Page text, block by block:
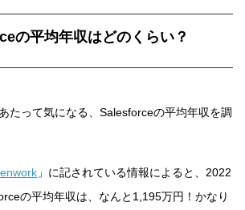
の平均年収はどのくらい？
たって気になる、Salesforceの平均年収を調
」に記されている情報によると、2022
の平均年収は、なんと1,195万円！かなり